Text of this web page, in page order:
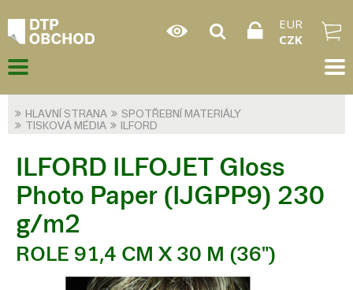
EUR
CZK
HLAVNÍ STRANA
SPOTŘEBNÍ MATERIÁLY
TISKOVÁ MÉDIA
ILFORD
ILFORD ILFOJET Gloss
Photo Paper (IJGPP9) 230
g/m2
ROLE 91,4 CM X 30 M (36")